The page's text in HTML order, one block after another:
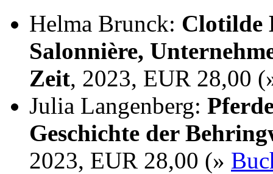
Helma Brunck: Clotilde
Salonnière,
Zeit, 2023, EUR 28,00
Julia Langenberg:
Geschichte der
2023, EUR 28,00 (»